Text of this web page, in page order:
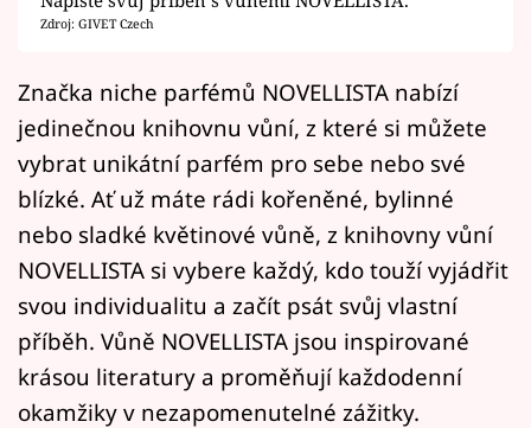
Pořady
Mámy sobě
Přihlášení
Sledujte nás
Zdroj: GIVET Czech
Značka niche parfémů NOVELLISTA nabízí
jedinečnou knihovnu vůní, z které si můžete
vybrat unikátní parfém pro sebe nebo své
blízké. Ať už máte rádi kořeněné, bylinné
nebo sladké květinové vůně, z knihovny vůní
NOVELLISTA si vybere každý, kdo touží vyjádřit
svou individualitu a začít psát svůj vlastní
příběh. Vůně NOVELLISTA jsou inspirované
krásou literatury a proměňují každodenní
okamžiky v nezapomenutelné zážitky.